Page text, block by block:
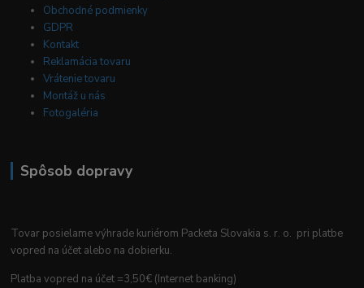
Obchodné podmienky
GDPR
Kontakt
Reklamácia tovaru
Vrátenie tovaru
Montáž u nás
Fotogaléria
Spôsob dopravy
Tovar posielame výhrade kuriérom Packeta Slovakia s. r. o. pri platbe
vopred na účet alebo na dobierku.
Platba vopred na účet =3,50€ (Internet banking)